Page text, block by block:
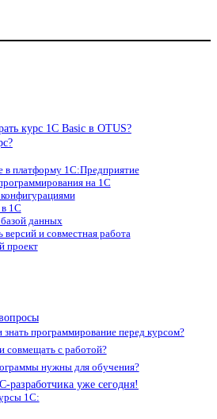
курс 1С Basic в OTUS?
в платформу 1С:Предприятие
на 1С
1С
данных
версий и совместная работа
проект
знать программирование перед курсом?
совмещать с работой?
нужны для обучения?
разработчика уже сегодня!
1С: